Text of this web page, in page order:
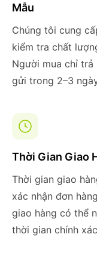
Mẫu
Chúng tôi cung
kiểm tra chất
Người mua chỉ trả
gửi trong 2–3
Thời Gian Giao
Thời gian giao
xác nhận đơn
giao hàng có thể
thời gian chính